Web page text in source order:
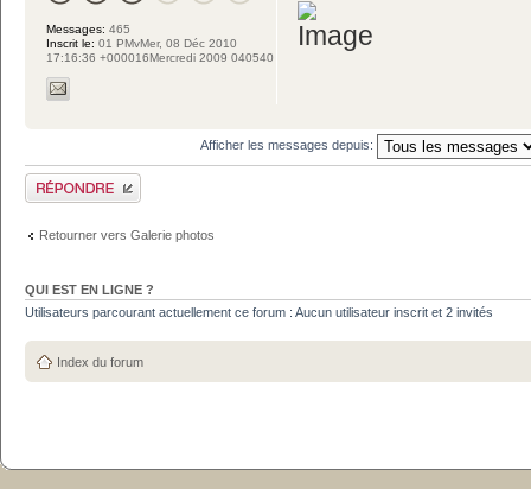
Messages: 465
Inscrit le: 01 PMvMer, 08 Déc 2010
17:16:36 +000016Mercredi 2009 040540
Afficher les messages depuis:
Publier une réponse
Retourner vers Galerie photos
QUI EST EN LIGNE ?
Utilisateurs parcourant actuellement ce forum : Aucun utilisateur inscrit et 2 invités
Index du forum